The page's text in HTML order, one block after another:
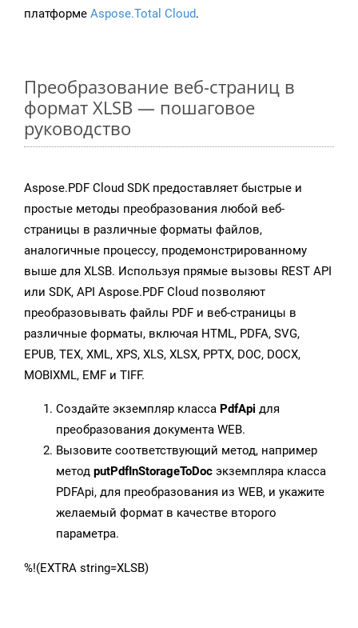
платформе Aspose.Total Cloud.
Преобразование веб-страниц в
формат XLSB — пошаговое
руководство
Aspose.PDF Cloud SDK предоставляет быстрые и
простые методы преобразования любой веб-
страницы в различные форматы файлов,
аналогичные процессу, продемонстрированному
выше для XLSB. Используя прямые вызовы REST API
или SDK, API Aspose.PDF Cloud позволяют
преобразовывать файлы PDF и веб-страницы в
различные форматы, включая HTML, PDFA, SVG,
EPUB, TEX, XML, XPS, XLS, XLSX, PPTX, DOC, DOCX,
MOBIXML, EMF и TIFF.
Создайте экземпляр класса PdfApi для
преобразования документа WEB.
Вызовите соответствующий метод, например
метод putPdfInStorageToDoc экземпляра класса
PDFApi, для преобразования из WEB, и укажите
желаемый формат в качестве второго
параметра.
%!(EXTRA string=XLSB)